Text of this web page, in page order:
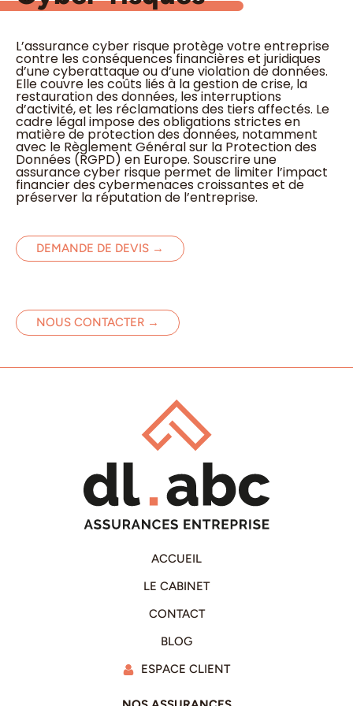
L’assurance cyber risque protège votre entreprise
contre les conséquences financières et juridiques
d’une cyberattaque ou d’une violation de données.
Elle couvre les coûts liés à la gestion de crise, la
restauration des données, les interruptions
d’activité, et les réclamations des tiers affectés. Le
cadre légal impose des obligations strictes en
matière de protection des données, notamment
avec le Règlement Général sur la Protection des
Données (RGPD) en Europe. Souscrire une
assurance cyber risque permet de limiter l’impact
financier des cybermenaces croissantes et de
préserver la réputation de l’entreprise.
DEMANDE DE DEVIS →
NOUS CONTACTER →
ACCUEIL
LE CABINET
CONTACT
BLOG
ESPACE CLIENT